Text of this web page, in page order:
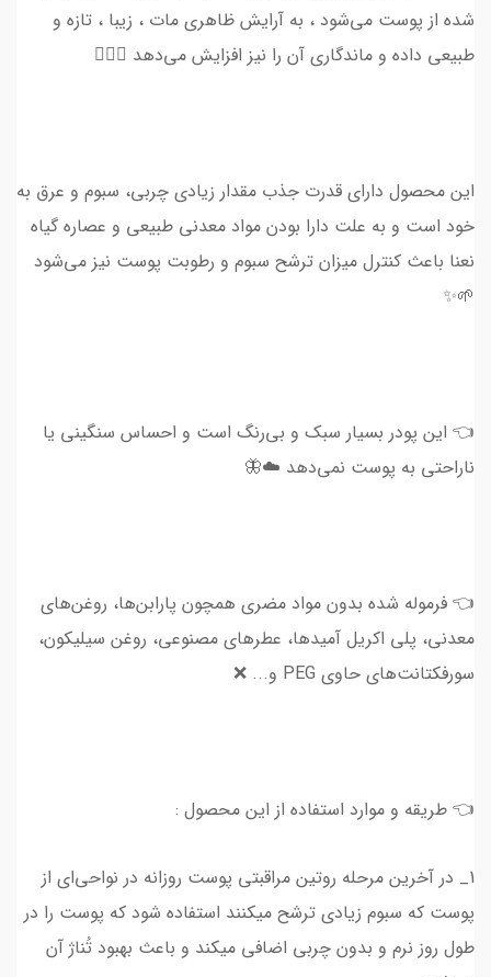
شده از پوست می‌شود ، به آرایش ظاهری مات ، زیبا ، تازه و
طبیعی داده و ماندگاری آن را نیز افزایش می‌دهد 👱🏻‍♀
این محصول دارای قدرت جذب مقدار زیادی چربی، سبوم و عرق به
خود است و به علت دارا بودن مواد معدنی طبیعی و عصاره گیاه
نعنا باعث کنترل میزان ترشح سبوم و رطوبت پوست نیز می‌شود
🌱✨
👈 این پودر بسیار سبک و بی‌رنگ است و احساس سنگینی یا
ناراحتی به پوست نمی‌دهد ☁️🦋
👈 فرموله شده بدون مواد مضری همچون پارابن‌ها، روغن‌های
معدنی، پلی اکریل آمیدها، عطرهای مصنوعی، روغن‌ سیلیکون،
سورفکتانت‌های حاوی PEG و... ❌
👈 طریقه و موارد استفاده از این محصول :
1_ در آخرین مرحله روتین مراقبتی پوست روزانه در نواحی‌ای از
پوست که سبوم زیادی ترشح میکنند استفاده شود که پوست را در
طول روز نرم و بدون چربی اضافی میکند و باعث بهبود تُناژ آن